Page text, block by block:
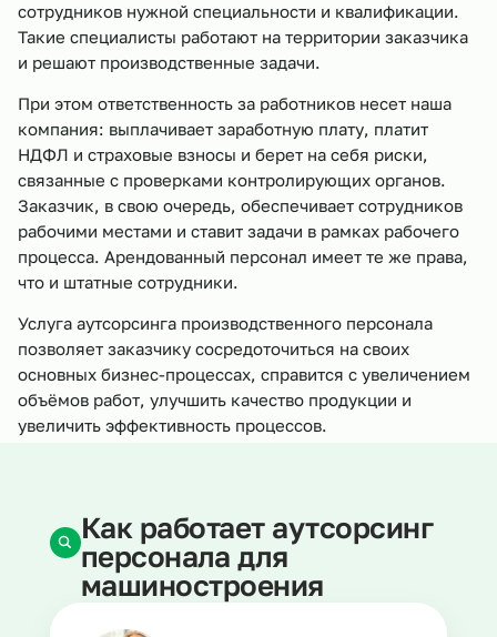
сотрудников нужной специальности и квалификации.
Такие специалисты работают на территории заказчика
и решают производственные задачи.
При этом ответственность за работников несет наша
компания: выплачивает заработную плату, платит
НДФЛ и страховые взносы и берет на себя риски,
связанные с проверками контролирующих органов.
Заказчик, в свою очередь, обеспечивает сотрудников
рабочими местами и ставит задачи в рамках рабочего
процесса. Арендованный персонал имеет те же права,
что и штатные сотрудники.
Услуга аутсорсинга производственного персонала
позволяет заказчику сосредоточиться на своих
основных бизнес-процессах, справится с увеличением
объёмов работ, улучшить качество продукции и
увеличить эффективность процессов.
Как работает аутсорсинг
персонала для
машиностроения